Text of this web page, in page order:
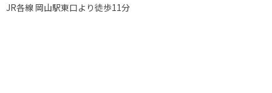
JR各線 岡山駅東口より徒歩11分